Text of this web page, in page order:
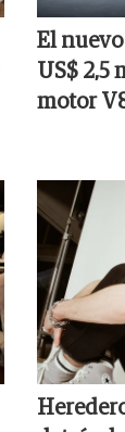
El
US$ 2,5
motor